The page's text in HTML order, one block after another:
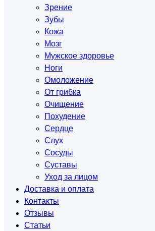
Зрение
Зубы
Кожа
Мозг
Мужское здоровье
Ноги
Омоложение
От грибка
Очищение
Похудение
Сердце
Слух
Сосуды
Суставы
Уход за лицом
Доставка и оплата
Контакты
Отзывы
Статьи